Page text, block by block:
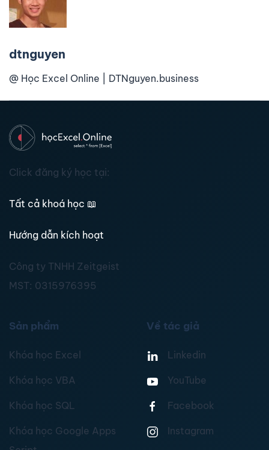
dtnguyen
@ Học Excel Online | DTNguyen.business
Click đăng ký học tại:
Tất cả khoá học 📖
Hướng dẫn kích hoạt
Công ty TNHH Zeitgeist
MST: 0315976395
Sản phẩm
Khóa học Excel
Khóa học VBA
Khóa học SQL
Khóa học Google Apps
Về tác giả
Linkedin
YouTube
Facebook
Instagram